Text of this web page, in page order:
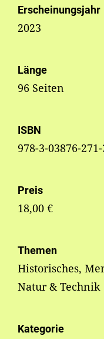
Erscheinungsjahr
2023
Länge
96 Seiten
ISBN
978-3-03876-
Preis
18,00 €
Themen
Historisches,
Natur & Technik
Kategorie